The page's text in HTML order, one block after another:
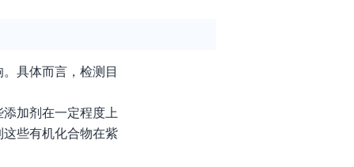
具体而言，检测目
加剂在一定程度上
些有机化合物在紫